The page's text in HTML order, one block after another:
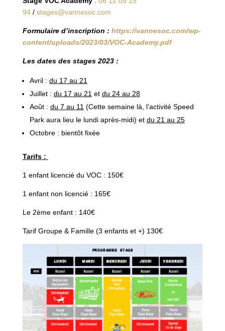
94/ stages@vannesoc.com
Formulaire d’inscription : https://vannesoc.com/wp-
content/uploads/2023/03/VOC-Academy.pdf
Les dates des stages 2023 :
Avril : du 17 au 21
Juillet : du 17 au 21et du 24 au 28
Août : du 7 au 11(Cette semaine là, l’activité Speed
Park aura lieu le lundi après-midi) et du 21 au 25
Octobre : bientôt fixée
Tarifs :
1 enfant licencié du VOC : 150€
1 enfant non licencié : 165€
Le 2ème enfant : 140€
Tarif Groupe & Famille (3 enfants et +) 130€